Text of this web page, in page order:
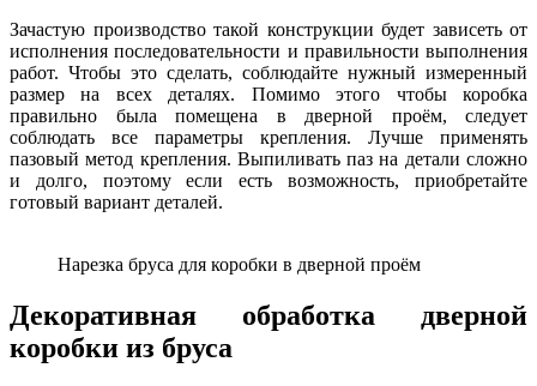
Зачастую производство такой конструкции будет зависеть от
исполнения последовательности и правильности выполнения
работ. Чтобы это сделать, соблюдайте нужный измеренный
размер на всех деталях. Помимо этого чтобы коробка
правильно была помещена в дверной проём, следует
соблюдать все параметры крепления. Лучше применять
пазовый метод крепления. Выпиливать паз на детали сложно
и долго, поэтому если есть возможность, приобретайте
готовый вариант деталей.
Нарезка бруса для коробки в дверной проём
Декоративная обработка дверной
коробки из бруса